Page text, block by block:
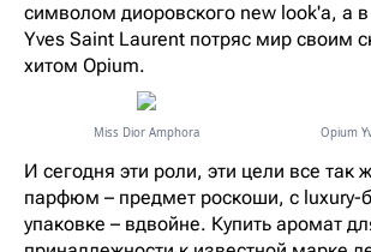
символом диоровского new look'а, а
Yves Saint Laurent потряс мир своим
хитом Opium.
Miss Dior Amphora Opium
И сегодня эти роли, эти цели все так
парфюм – предмет роскоши, с luxury-
упаковке – вдвойне. Купить аромат